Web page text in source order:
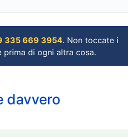
335 669 3954. Non toccate i
prima di ogni altra cosa.
davvero